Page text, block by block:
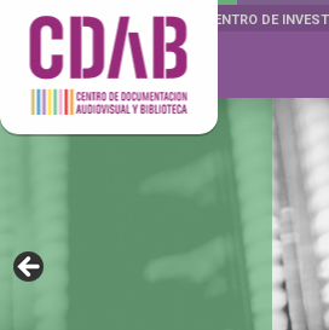
DOCUMENTA DRAMÁTICAS CENTRO DE